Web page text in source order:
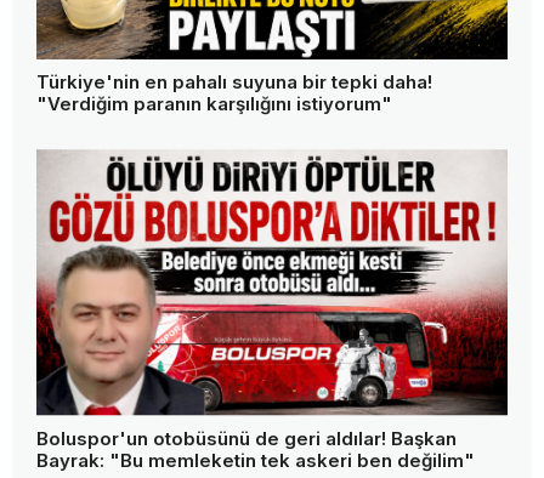
Türkiye'nin en pahalı suyuna bir tepki daha!
"Verdiğim paranın karşılığını istiyorum"
Boluspor'un otobüsünü de geri aldılar! Başkan
Bayrak: "Bu memleketin tek askeri ben değilim"